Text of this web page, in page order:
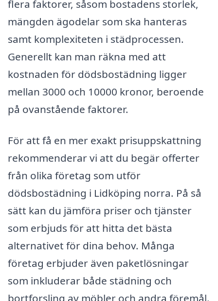
flera faktorer, såsom bostadens storlek,
mängden ägodelar som ska hanteras
samt komplexiteten i städprocessen.
Generellt kan man räkna med att
kostnaden för dödsbostädning ligger
mellan 3000 och 10000 kronor, beroende
på ovanstående faktorer.
För att få en mer exakt prisuppskattning
rekommenderar vi att du begär offerter
från olika företag som utför
dödsbostädning i Lidköping norra. På så
sätt kan du jämföra priser och tjänster
som erbjuds för att hitta det bästa
alternativet för dina behov. Många
företag erbjuder även paketlösningar
som inkluderar både städning och
bortforsling av möbler och andra föremål.